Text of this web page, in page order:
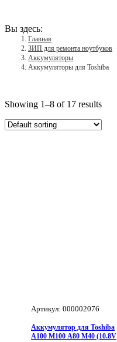
Вы здесь:
Главная
ЗИП для ремонта ноутбуков
Аккумуляторы
Аккумуляторы для Toshiba
Showing 1–8 of 17 results
Артикул: 000002076
Аккумулятор для Toshiba
A100 M100 A80 M40 (10.8V